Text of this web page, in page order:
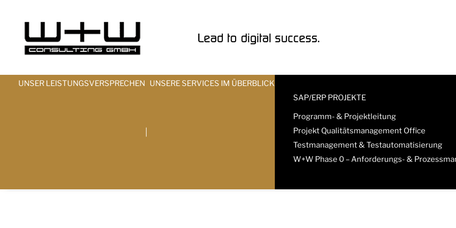
Lead to digital success.
UNSER LEISTUNGSVERSPRECHEN
UNSERE SERVICES IM ÜBERBLICK
SAP/ERP PROJEKTE
Programm- & Projektleitung
Projekt Qualitätsmanagement Office
Testmanagement & Testautomatisierung
W+W Phase 0 – Anforderungs- &